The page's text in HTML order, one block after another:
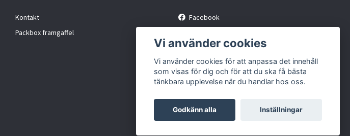
Kontakt
Packbox framgaffel
Facebook
Vi använder cookies
Vi använder cookies för att anpassa det innehåll
som visas för dig och för att du ska få bästa
tänkbara upplevelse när du handlar hos oss.
Godkänn alla Inställningar